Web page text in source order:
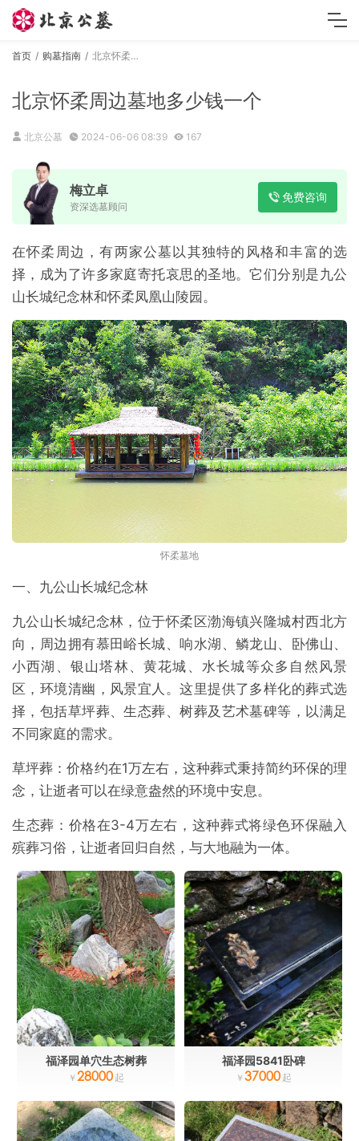
首页 购墓指南 北京怀柔周边墓地多少钱一个
北京怀柔周边墓地多少钱一个
北京公墓 2024-06-06 08:39 167
梅立卓
资深选墓顾问
免费咨询
在怀柔周边，有两家公墓以其独特的风格和丰富的选
择，成为了许多家庭寄托哀思的圣地。它们分别是九公
山长城纪念林和怀柔凤凰山陵园。
怀柔墓地
一、九公山长城纪念林
九公山长城纪念林，位于怀柔区渤海镇兴隆城村西北方
向，周边拥有慕田峪长城、响水湖、鳞龙山、卧佛山、
小西湖、银山塔林、黄花城、水长城等众多自然风景
区，环境清幽，风景宜人。这里提供了多样化的葬式选
择，包括草坪葬、生态葬、树葬及艺术墓碑等，以满足
不同家庭的需求。
草坪葬：价格约在1万左右，这种葬式秉持简约环保的理
念，让逝者可以在绿意盎然的环境中安息。
生态葬：价格在3-4万左右，这种葬式将绿色环保融入
殡葬习俗，让逝者回归自然，与大地融为一体。
福泽园单穴生态树葬
28000
福泽园5841卧碑
37000